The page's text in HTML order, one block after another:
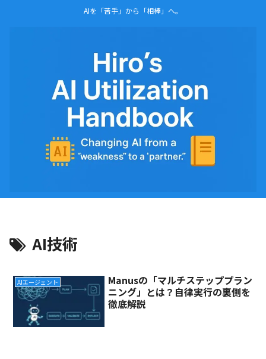
AIを「苦手」から「相棒」へ。
AI技術
AIエージェント
Manusの「マルチステッププラン
ニング」とは？自律実行の裏側を
徹底解説